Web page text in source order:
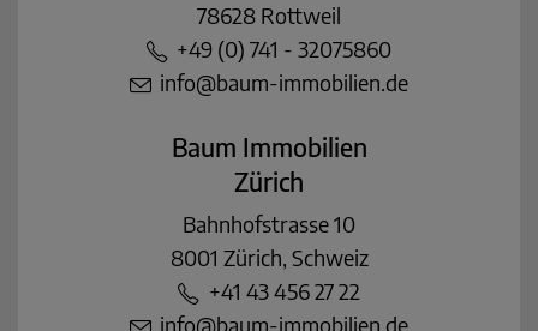
78628 Rottweil
+49 (0) 741 - 32075860
info@baum-immobilien.de
Baum Immobilien
Zürich
Bahnhofstrasse 10
8001 Zürich, Schweiz
+41 43 456 27 22
info@baum-immobilien.de